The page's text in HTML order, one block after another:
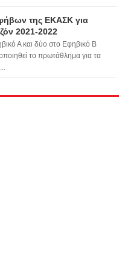
της ΕΚΑΣΚ για
2021-2022
Α και δύο στο Εφηβικό Β
το πρωτάθλημα για τα